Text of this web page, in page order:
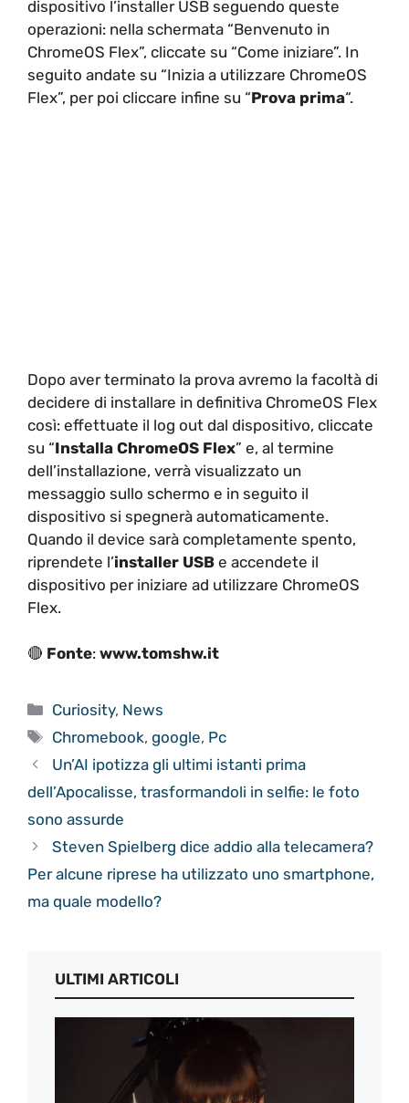
dispositivo l’installer USB seguendo queste
operazioni: nella schermata “Benvenuto in
ChromeOS Flex”, cliccate su “Come iniziare”. In
seguito andate su “Inizia a utilizzare ChromeOS
Flex”, per poi cliccare infine su “Prova prima“.
Dopo aver terminato la prova avremo la facoltà di
decidere di installare in definitiva ChromeOS Flex
così: effettuate il log out dal dispositivo, cliccate
su “Installa ChromeOS Flex” e, al termine
dell’installazione, verrà visualizzato un
messaggio sullo schermo e in seguito il
dispositivo si spegnerà automaticamente.
Quando il device sarà completamente spento,
riprendete l’installer USB e accendete il
dispositivo per iniziare ad utilizzare ChromeOS
Flex.
🔴 Fonte: www.tomshw.it
Categorie
Curiosity, News
Tag
Chromebook,google, Pc
Un’AI ipotizza gli ultimi istanti prima
dell’Apocalisse, trasformandoli in selfie: le foto
sono assurde
Steven Spielberg dice addio alla telecamera?
Per alcune riprese ha utilizzato uno smartphone,
ma quale modello?
ULTIMI ARTICOLI